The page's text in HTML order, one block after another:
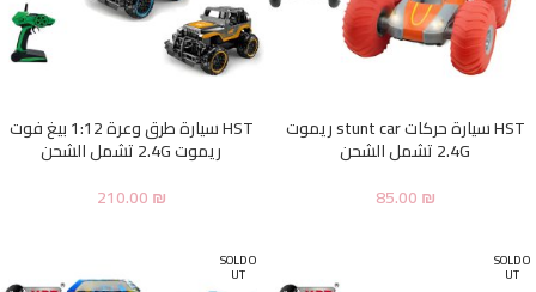
HST سيارة حركات stunt car ريموت
2.4G تشمل الشحن
85.00₪
HST سيارة طرق وعرة 1:12 بيغ فوت
ريموت 2.4G تشمل الشحن
210.00₪
SOLD O
UT
SOLD O
UT